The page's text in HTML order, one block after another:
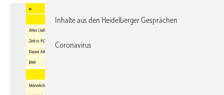
Inhalte aus den Heidelberger Gesprächen
Coronavirus